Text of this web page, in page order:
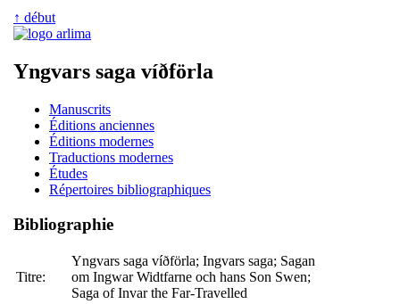
↑ début
Yngvars saga víðförla
Manuscrits
Éditions anciennes
Éditions modernes
Traductions modernes
Études
Répertoires bibliographiques
Bibliographie
Titre:
Yngvars saga víðförla; Ingvars saga; Sagan
om Ingwar Widtfarne och hans Son Swen;
Saga of Invar the Far-Travelled